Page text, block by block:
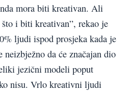
mora biti kreativan. Ali
i biti kreativan”, rekao je
ljudi ispod prosjeka kada je
da će značajan dio
jezični modeli poput
nisu. Vrlo kreativni ljudi